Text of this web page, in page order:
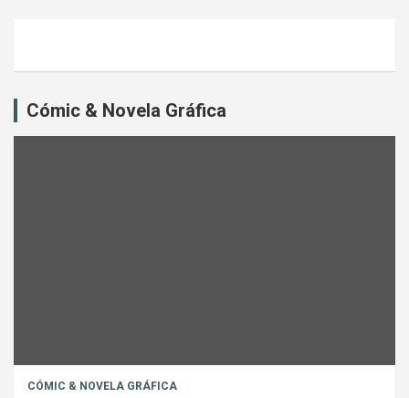
Cómic & Novela Gráfica
CÓMIC & NOVELA GRÁFICA